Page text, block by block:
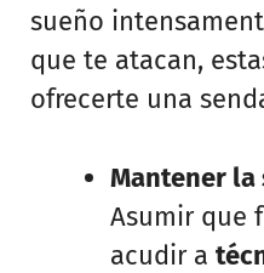
sueño
que te atacan,
ofrecerte una
Mantener la
Asumir que
acudir a